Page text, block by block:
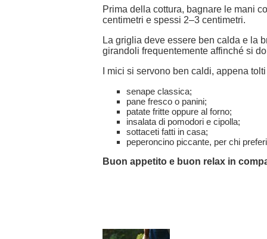
Prima della cottura, bagnare le mani
centimetri e spessi 2–3 centimetri.
La griglia deve essere ben calda e la
girandoli frequentemente affinché si
I mici si servono ben caldi, appena
senape classica;
pane fresco o panini;
patate fritte oppure al forno;
insalata di pomodori e cipolla;
sottaceti fatti in casa;
peperoncino piccante, per chi
Buon appetito e buon relax in